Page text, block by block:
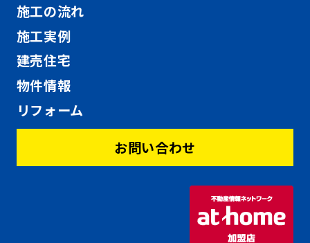
施工の流れ
施工実例
建売住宅
物件情報
リフォーム
お問い合わせ